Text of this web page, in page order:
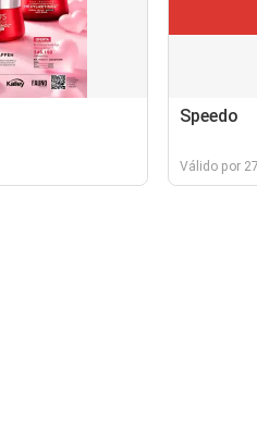
Speedo
Válido por